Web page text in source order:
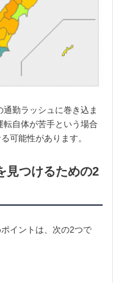
勤ラッシュに巻き込ま
自体が苦手という場合
可能性があります。
見つけるための2
イントは、次の2つで